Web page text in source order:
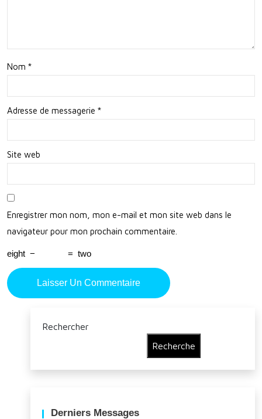
ssit
e
Prof
essi
onn
elle
Nom *
Adresse de messagerie *
Site web
Enregistrer mon nom, mon e-mail et mon site web dans le
navigateur pour mon prochain commentaire.
eight − = two
Rechercher
Recherche
Derniers Messages